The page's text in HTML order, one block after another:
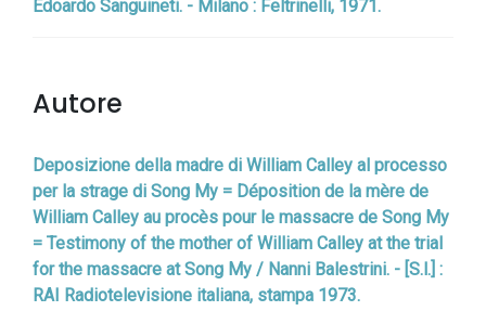
Edoardo Sanguineti. - Milano : Feltrinelli, 1971.
Autore
Deposizione della madre di William Calley al processo
per la strage di Song My = Déposition de la mère de
William Calley au procès pour le massacre de Song My
= Testimony of the mother of William Calley at the trial
for the massacre at Song My / Nanni Balestrini. - [S.l.] :
RAI Radiotelevisione italiana, stampa 1973.